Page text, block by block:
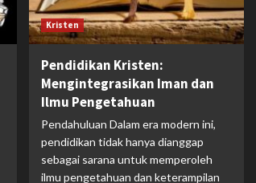
Kristen
Pendidikan Kristen:
Mengintegrasikan Iman dan
Ilmu Pengetahuan
Pendahuluan Dalam era modern ini,
pendidikan tidak hanya dianggap
sebagai sarana untuk memperoleh
ilmu pengetahuan dan keterampilan